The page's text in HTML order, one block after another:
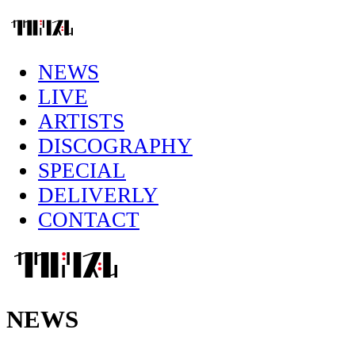
NEWS
LIVE
ARTISTS
DISCOGRAPHY
SPECIAL
DELIVERLY
CONTACT
NEWS